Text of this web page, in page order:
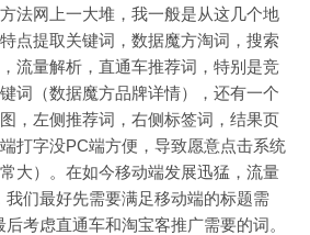
网上一大堆，我一般是从这几个地
点提取关键词，数据魔方淘词，搜索
流量解析，直通车推荐词，特别是竞
词（数据魔方品牌详情），还有一个
，左侧推荐词，右侧标签词，结果页
打字没PC端方便，导致愿意点击系统
大）。在如今移动端发展迅猛，流量
我们最好先需要满足移动端的标题需
考虑直通车和淘宝客推广需要的词。